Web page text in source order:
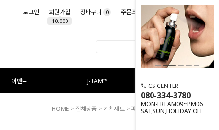
로그인 회원가입
10,000
장바구니 0 주문조회 마이페이지
이벤트 J-TAM™
CS CENTER
080-334-3780
MON-FRI AM09~PM06
SAT,SUN,HOLIDAY OFF
HOME > 전체상품 > 기획세트 > 파우더 티슈 특별 기획